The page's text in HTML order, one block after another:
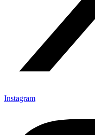
Instagram